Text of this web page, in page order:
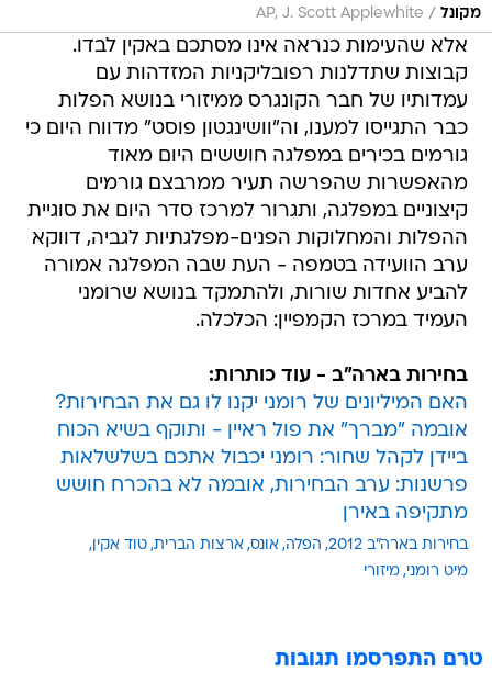
מקונל /
AP, J. Scott Applewhite
אלא שהעימות כנראה אינו מסתכם באקין לבדו.
קבוצות שתדלנות רפובליקניות המזדהות עם
עמדותיו של חבר הקונגרס ממיזורי בנושא הפלות
כבר התגייסו למענו, וה"וושינגטון פוסט" מדווח היום כי
גורמים בכירים במפלגה חוששים היום מאוד
מהאפשרות שהפרשה תעיר ממרבצם גורמים
קיצוניים במפלגה, ותגרור למרכז סדר היום את סוגיית
ההפלות והמחלוקות הפנים-מפלגתיות לגביה, דווקא
ערב הוועידה בטמפה - העת שבה המפלגה אמורה
להביע אחדות שורות, ולהתמקד בנושא שרומני
העמיד במרכז הקמפיין: הכלכלה.
בחירות בארה"ב - עוד כותרות:
האם המיליונים של רומני יקנו לו גם את הבחירות?
אובמה "מברך" את פול ראיין - ותוקף בשיא הכוח
ביידן לקהל שחור: רומני יכבול אתכם בשלשלאות
פרשנות: ערב הבחירות, אובמה לא בהכרח חושש
מתקיפה באירן
בחירות בארה"ב 2012 הפלה אונס ארצות הברית טוד אקין
מיט רומני מיזורי
טרם התפרסמו תגובות